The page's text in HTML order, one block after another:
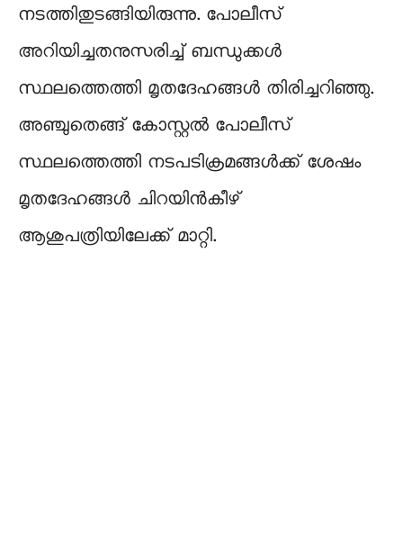
നടത്തിതുടങ്ങിയിരുന്നു. പോലീസ്
അറിയിച്ചതനുസരിച്ച് ബന്ധുക്കൾ
സ്ഥലത്തെത്തി മൃതദേഹങ്ങൾ തിരിച്ചറിഞ്ഞു.
അഞ്ചുതെങ്ങ് കോസ്റ്റൽ പോലീസ്
സ്ഥലത്തെത്തി നടപടിക്രമങ്ങൾക്ക് ശേഷം
മൃതദേഹങ്ങൾ ചിറയിൻകീഴ്
ആശുപത്രിയിലേക്ക് മാറ്റി.